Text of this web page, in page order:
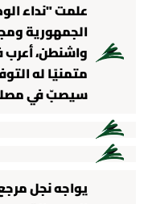
علمت "نداء
الجمهورية
واشنطن، أعرب
متمنيًا له
سيصبّ في
يواجه نجل